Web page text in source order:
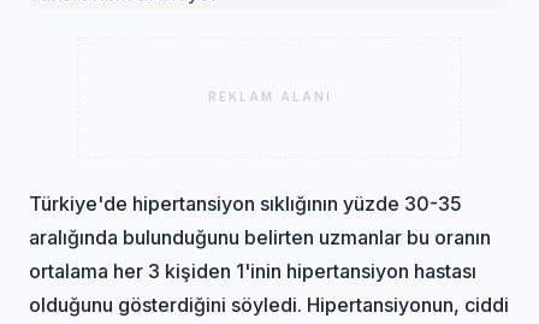
REKLAM ALANI
Türkiye'de hipertansiyon sıklığının yüzde 30-35
aralığında bulunduğunu belirten uzmanlar bu oranın
ortalama her 3 kişiden 1'inin hipertansiyon hastası
olduğunu gösterdiğini söyledi. Hipertansiyonun, ciddi